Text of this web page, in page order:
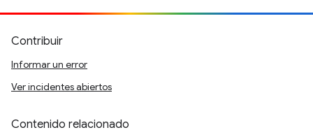
Contribuir
Informar un error
Ver incidentes abiertos
Contenido relacionado